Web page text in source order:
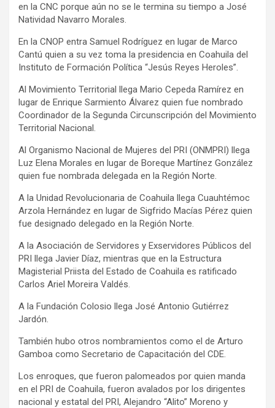
en la CNC porque aún no se le termina su tiempo a José
Natividad Navarro Morales.
En la CNOP entra Samuel Rodríguez en lugar de Marco
Cantú quien a su vez toma la presidencia en Coahuila del
Instituto de Formación Política “Jesús Reyes Heroles”.
Al Movimiento Territorial llega Mario Cepeda Ramírez en
lugar de Enrique Sarmiento Álvarez quien fue nombrado
Coordinador de la Segunda Circunscripción del Movimiento
Territorial Nacional.
Al Organismo Nacional de Mujeres del PRI (ONMPRI) llega
Luz Elena Morales en lugar de Boreque Martínez González
quien fue nombrada delegada en la Región Norte.
A la Unidad Revolucionaria de Coahuila llega Cuauhtémoc
Arzola Hernández en lugar de Sigfrido Macías Pérez quien
fue designado delegado en la Región Norte.
A la Asociación de Servidores y Exservidores Públicos del
PRI llega Javier Díaz, mientras que en la Estructura
Magisterial Priista del Estado de Coahuila es ratificado
Carlos Ariel Moreira Valdés.
A la Fundación Colosio llega José Antonio Gutiérrez
Jardón.
También hubo otros nombramientos como el de Arturo
Gamboa como Secretario de Capacitación del CDE.
Los enroques, que fueron palomeados por quien manda
en el PRI de Coahuila, fueron avalados por los dirigentes
nacional y estatal del PRI, Alejandro “Alito” Moreno y